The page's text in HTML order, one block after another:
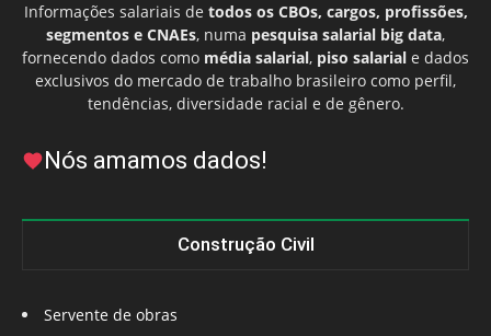
Informações salariais de todos os CBOs, cargos, profissões,
segmentos e CNAEs, numa pesquisa salarial big data,
fornecendo dados como média salarial, piso salarial e dados
exclusivos do mercado de trabalho brasileiro como perfil,
tendências, diversidade racial e de gênero.
Nós amamos dados!
Construção Civil
Servente de obras